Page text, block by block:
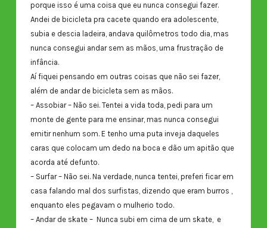
porque isso é uma coisa que eu nunca consegui fazer.
Andei de bicicleta pra cacete quando era adolescente,
subia e descia ladeira, andava quilômetros todo dia, mas
nunca consegui andar sem as mãos, uma frustração de
infância.
Aí fiquei pensando em outras coisas que não sei fazer,
além de andar de bicicleta sem as mãos.
– Assobiar – Não sei. Tentei a vida toda, pedi para um
monte de gente para me ensinar, mas nunca consegui
emitir nenhum som. E tenho uma puta inveja daqueles
caras que colocam um dedo na boca e dão um apitão que
acorda até defunto.
– Surfar – Não sei. Na verdade, nunca tentei, preferi ficar em
casa falando mal dos surfistas, dizendo que eram burros ,
enquanto eles pegavam o mulherio todo.
– Andar de skate – Nunca subi em cima de um skate, e